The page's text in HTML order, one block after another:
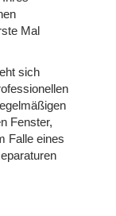
Mal
sich
Fenster,
Falle eines